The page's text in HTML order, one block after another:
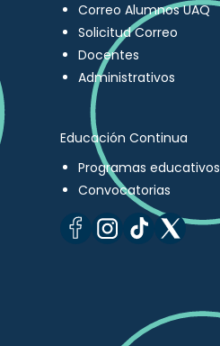
Correo Alumnos UAQ
Solicitud Correo
Docentes
Administrativos
Educación Continua
Programas educativos
Convocatorias